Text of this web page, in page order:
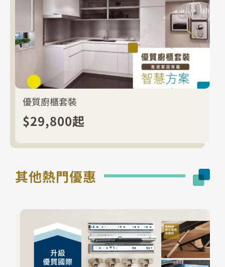
優質廚櫃套裝
$29,800起
其他熱門優惠